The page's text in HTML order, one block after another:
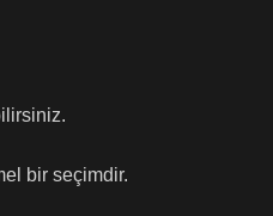
bir seçimdir.